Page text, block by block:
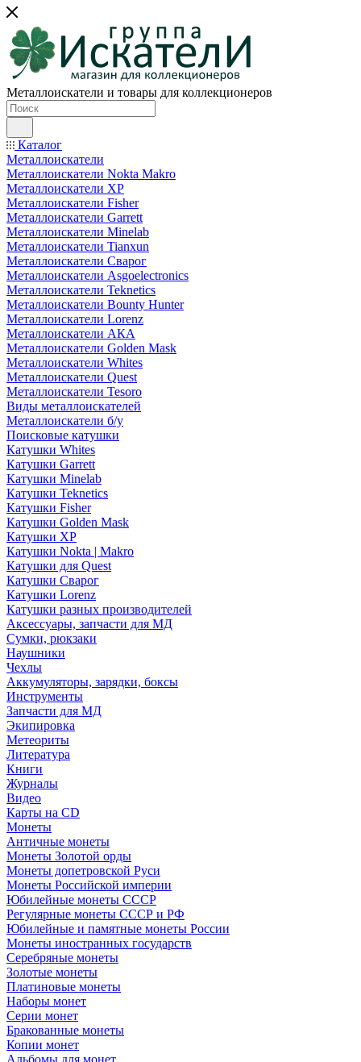
Металлоискатели и товары для коллекционеров
Каталог
Металлоискатели
Металлоискатели Nokta Makro
Металлоискатели XP
Металлоискатели Fisher
Металлоискатели Garrett
Металлоискатели Minelab
Металлоискатели Tianxun
Металлоискатели Сварог
Металлоискатели Asgoelectronics
Металлоискатели Teknetics
Металлоискатели Bounty Hunter
Металлоискатели Lorenz
Металлоискатели АКА
Металлоискатели Golden Mask
Металлоискатели Whites
Металлоискатели Quest
Металлоискатели Tesoro
Виды металлоискателей
Металлоискатели б/у
Поисковые катушки
Катушки Whites
Катушки Garrett
Катушки Minelab
Катушки Teknetics
Катушки Fisher
Катушки Golden Mask
Катушки XP
Катушки Nokta | Makro
Катушки для Quest
Катушки Сварог
Катушки Lorenz
Катушки разных производителей
Аксессуары, запчасти для МД
Сумки, рюкзаки
Наушники
Чехлы
Аккумуляторы, зарядки, боксы
Инструменты
Запчасти для МД
Экипировка
Метеориты
Литература
Книги
Журналы
Видео
Карты на CD
Монеты
Античные монеты
Монеты Золотой орды
Монеты допетровской Руси
Монеты Российской империи
Юбилейные монеты СССР
Регулярные монеты СССР и РФ
Юбилейные и памятные монеты России
Монеты иностранных государств
Серебряные монеты
Золотые монеты
Платиновые монеты
Наборы монет
Серии монет
Бракованные монеты
Копии монет
Альбомы для монет